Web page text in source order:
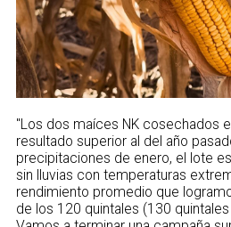
"Los dos maíces NK cosechados
resultado superior al del año
precipitaciones de enero, el lote
sin lluvias con temperaturas
rendimiento promedio que
de los 120 quintales (130